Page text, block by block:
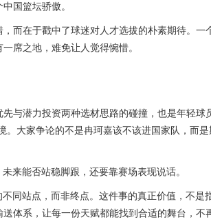
国篮坛骄傲。
而在于戳中了球迷对人才选拔的朴素期待。一
席之地，难免让人觉得惋惜。
与潜力投资两种选材思路的碰撞，也是年轻球
。大家争论的不是冉珂嘉该不该进国家队，而是
来能否站稳脚跟，还要靠赛场表现说话。
同站点，而非终点。这件事的真正价值，不是
体系，让每一份天赋都能找到合适的舞台，不